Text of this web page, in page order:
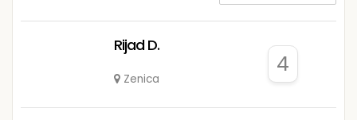
Rijad D.
Zenica
4